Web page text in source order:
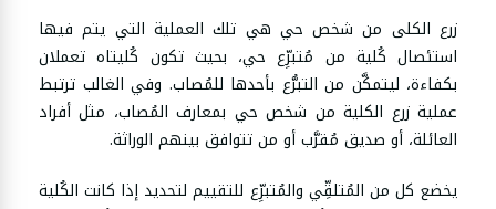
زرع الكلى من شخص حي هي تلك العملية التي يتم فيها
استئصال كُلية من مُتبرِّع حي، بحيث تكون كُليتاه تعملان
بكفاءة، ليتمكَّن من التبرُّع بأحدها للمُصاب. وفي الغالب ترتبط
عملية زرع الكلية من شخص حي بمعارف المُصاب، مثل أفراد
العائلة، أو صديق مُقرَّب أو من تتوافق بينهم الوراثة.
يخضع كل من المُتلقِّي والمُتبرِّع للتقييم لتحديد إذا كانت الكُلية